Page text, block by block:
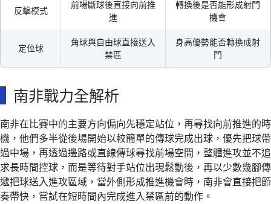
反擊模式
前場斷球後直接向前推
進
轉換後是否能形成射門
機會
定位球
角球與自由球直接送入
禁區
身高優勢能否轉換成射
門
南非戰力全解析
南非在比賽中的主要方向偏向先穩定站位，再尋找向前推進的時
機，他們多半從後場開始以較簡單的傳球完成出球，優先把球帶
過中場，再透過邊路或直線傳球尋找前場空間，整體進攻並不追
求長時間控球，而是等待對手站位出現鬆動後，再以少數幾腳傳
遞把球送入進攻區域，當外側形成推進機會時，南非會直接把節
奏帶快，嘗試在短時間內完成進入禁區前的動作。